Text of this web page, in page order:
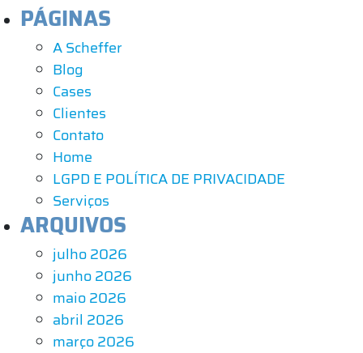
PÁGINAS
A Scheffer
Blog
Cases
Clientes
Contato
Home
LGPD E POLÍTICA DE PRIVACIDADE
Serviços
ARQUIVOS
julho 2026
junho 2026
maio 2026
abril 2026
março 2026